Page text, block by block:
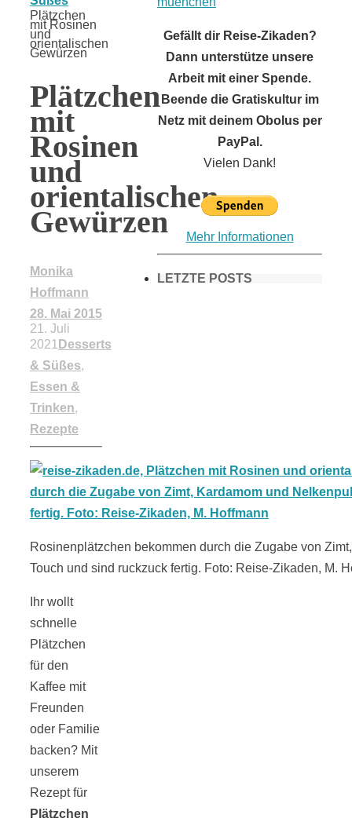
Plätzchen
mit Rosinen
und
orientalischen
Gewürzen
Plätzchen
mit
Rosinen
und
orientalischen
Gewürzen
Monika
Hoffmann
28. Mai 2015
21. Juli
2021 Desserts
& Süßes,
Essen &
Trinken,
Rezepte
Rosinenplätzchen bekommen durch die Zugabe von
Touch und sind ruckzuck fertig. Foto: Reise-Zikaden, M.
Ihr wollt
schnelle
Plätzchen
für den
Kaffee mit
Freunden
oder Familie
backen? Mit
unserem
Rezept für
Plätzchen
Gefällt dir Reise-Zikaden?
Dann unterstütze unsere
Arbeit mit einer Spende.
Beende die Gratiskultur im
Netz mit deinem Obolus per
PayPal.
Vielen Dank!
Mehr Informationen
LETZTE POSTS
18 Lieblings-